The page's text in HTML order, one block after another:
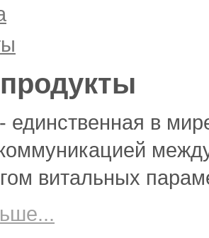
единственная в
витальных